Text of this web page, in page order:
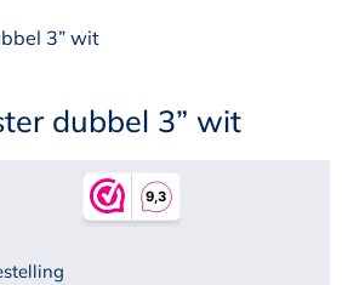
3” wit
dubbel 3” wit